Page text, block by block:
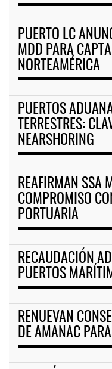
PUERTO LC
MDD PARA
NORTEAMÉRICA
PUERTOS
TERRESTRES:
NEARSHORING
REAFIRMAN SSA
COMPROMISO
PORTUARIA
RECAUDACIÓN
PUERTOS
RENUEVAN
DE AMANAC